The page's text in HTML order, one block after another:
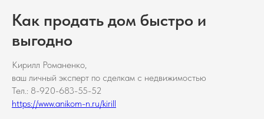
Как продать дом быстро и
выгодно
Кирилл Романенко,
ваш личный эксперт по сделкам с недвижимостью
Тел.: 8-920-683-55-52
https://www.anikom-n.ru/kirill